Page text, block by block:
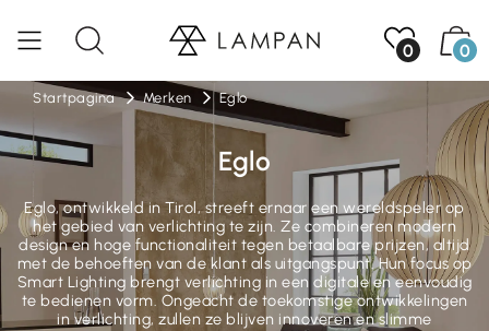
0 0
Startpagina Merken Eglo
Eglo
Eglo, ontwikkeld in Tirol, streeft ernaar een wereldspeler op
het gebied van verlichting te zijn. Ze combineren modern
design en hoge functionaliteit tegen betaalbare prijzen, altijd
met de behoeften van de klant als uitgangspunt. Hun focus op
Smart Lighting brengt verlichting in een digitale en eenvoudig
te bedienen vorm. Ongeacht de toekomstige ontwikkelingen
in verlichting, zullen ze blijven innoveren en slimme